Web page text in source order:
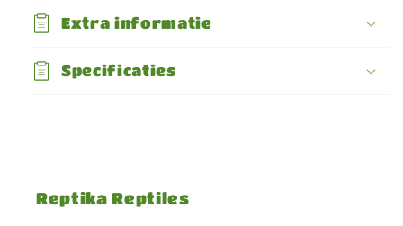
Extra informatie
Specificaties
Reptika Reptiles